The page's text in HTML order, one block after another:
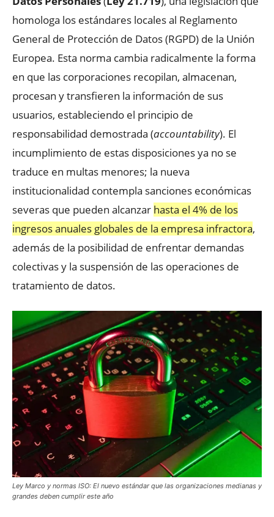
homologa los estándares locales al Reglamento
General de Protección de Datos (RGPD) de la Unión
Europea. Esta norma cambia radicalmente la forma
en que las corporaciones recopilan, almacenan,
procesan y transfieren la información de sus
usuarios, estableciendo el principio de
responsabilidad demostrada (accountability). El
incumplimiento de estas disposiciones ya no se
traduce en multas menores; la nueva
institucionalidad contempla sanciones económicas
severas que pueden alcanzar hasta el 4% de los
ingresos anuales globales de la empresa infractora,
además de la posibilidad de enfrentar demandas
colectivas y la suspensión de las operaciones de
tratamiento de datos.
Ley Marco y normas ISO: El nuevo estándar que las organizaciones medianas y
grandes deben cumplir este año